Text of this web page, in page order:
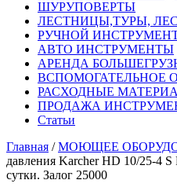
ШУРУПОВЕРТЫ
ЛЕСТНИЦЫ,ТУРЫ,
РУЧНОЙ
АВТО ИНСТРУМЕНТЫ
АРЕНДА
ВСПОМОГАТЕЛЬНОЕ
РАСХОДНЫЕ
ПРОДАЖА
Статьи
Главная /МОЮЩЕЕ
давления Karcher HD 10/25-4
сутки. Залог 25000